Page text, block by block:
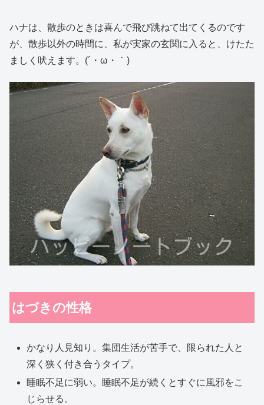
ハナは、散歩のときは喜んで飛び跳ねて出てくるのです
が、散歩以外の時間に、私が実家の玄関に入ると、けたた
ましく吠えます。(´・ω・｀)
はづきの性格
かなり人見知り。集団生活が苦手で、限られた人と
深く狭く付き合うタイプ。
睡眠不足に弱い。睡眠不足が続くとすぐに風邪をこ
じらせる。